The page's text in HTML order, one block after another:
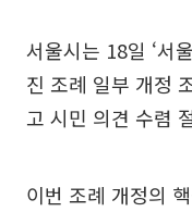
서울시는 18일 ‘서
진 조례 일부 개정
고 시민 의견 수렴
이번 조례 개정의